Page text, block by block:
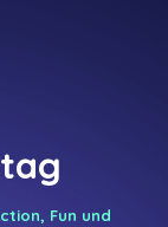
Fun und